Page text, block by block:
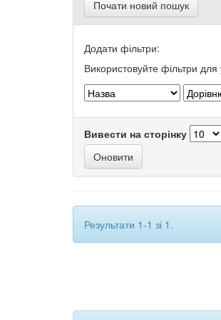
Почати новий пошук
Додати фільтри:
Використовуйте фільтри
Вивести на сторінку
Результати 1-1 зі 1.